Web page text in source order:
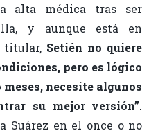
alta médica tras ser
y aunque está en
titular, Setién no quiere
pero es lógico
meses, necesite algunos
su mejor versión”.
Suárez en el once o no